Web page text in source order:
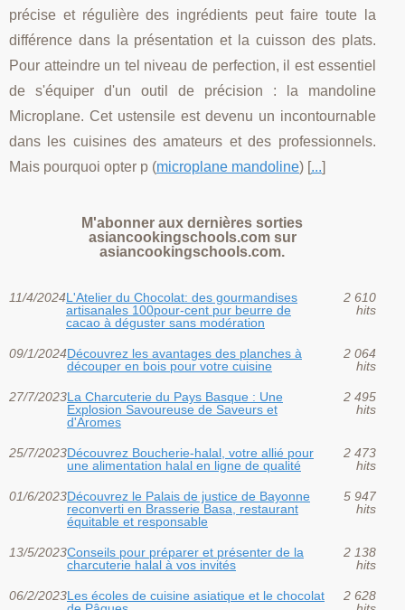
précise et régulière des ingrédients peut faire toute la
différence dans la présentation et la cuisson des plats.
Pour atteindre un tel niveau de perfection, il est essentiel
de s'équiper d'un outil de précision : la mandoline
Microplane. Cet ustensile est devenu un incontournable
dans les cuisines des amateurs et des professionnels.
Mais pourquoi opter p (microplane mandoline) [...]
M'abonner aux dernières sorties
asiancookingschools.com sur
asiancookingschools.com.
11/4/2024L'Atelier du Chocolat: des gourmandises
artisanales 100pour-cent pur beurre de
cacao à déguster sans modération
2 610
hits
09/1/2024Découvrez les avantages des planches à
découper en bois pour votre cuisine
2 064
hits
27/7/2023La Charcuterie du Pays Basque : Une
Explosion Savoureuse de Saveurs et
d'Aromes
2 495
hits
25/7/2023Découvrez Boucherie-halal, votre allié pour
une alimentation halal en ligne de qualité
2 473
hits
01/6/2023Découvrez le Palais de justice de Bayonne
reconverti en Brasserie Basa, restaurant
équitable et responsable
5 947
hits
13/5/2023Conseils pour préparer et présenter de la
charcuterie halal à vos invités
2 138
hits
06/2/2023Les écoles de cuisine asiatique et le chocolat
2 628